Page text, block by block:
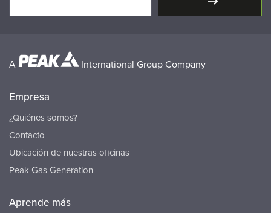
A International Group Company
Empresa
¿Quiénes somos?
Contacto
Ubicación de nuestras oficinas
Peak Gas Generation
Aprende más